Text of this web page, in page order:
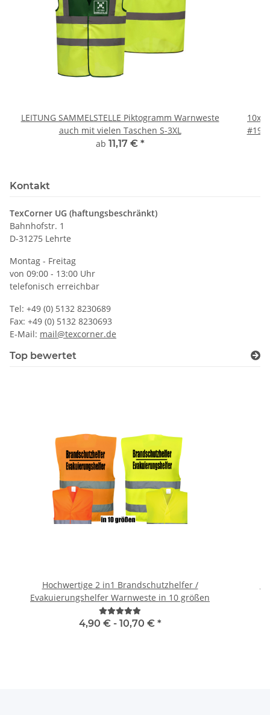
LEITUNG SAMMELSTELLE Piktogramm Warnweste
auch mit vielen Taschen S-3XL
ab 11,17 € *
10x
#190
Kontakt
TexCorner UG (haftungsbeschränkt)
Bahnhofstr. 1
D-31275 Lehrte
Montag - Freitag
von 09:00 - 13:00 Uhr
telefonisch erreichbar
Tel: +49 (0) 5132 8230689
Fax: +49 (0) 5132 8230693
E-Mail: mail@texcorner.de
Top bewertet
Hochwertige 2 in1 Brandschutzhelfer /
Evakuierungshelfer Warnweste in 10 größen
4,90 € - 10,70 € *